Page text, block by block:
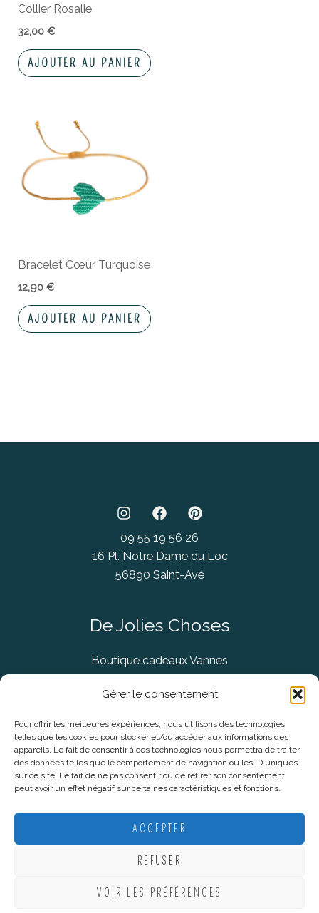
Gérer le consentement
Pour offrir les meilleures expériences, nous utilisons des technologies
telles que les cookies pour stocker et/ou accéder aux informations des
appareils. Le fait de consentir à ces technologies nous permettra de traiter
des données telles que le comportement de navigation ou les ID uniques
sur ce site. Le fait de ne pas consentir ou de retirer son consentement
peut avoir un effet négatif sur certaines caractéristiques et fonctions.
ACCEPTER
REFUSER
VOIR LES PRÉFÉRENCES
Collier Rosalie
32,00€
AJOUTER AU PANIER
Bracelet Cœur Turquoise
12,90€
AJOUTER AU PANIER
09 55 19 56 26
16 Pl. Notre Dame du Loc
56890 Saint-Avé
De Jolies Choses
Boutique cadeaux Vannes
Concept Store Vannes
Informations légales
CGV
Politique De Confidentialité
Plan du site